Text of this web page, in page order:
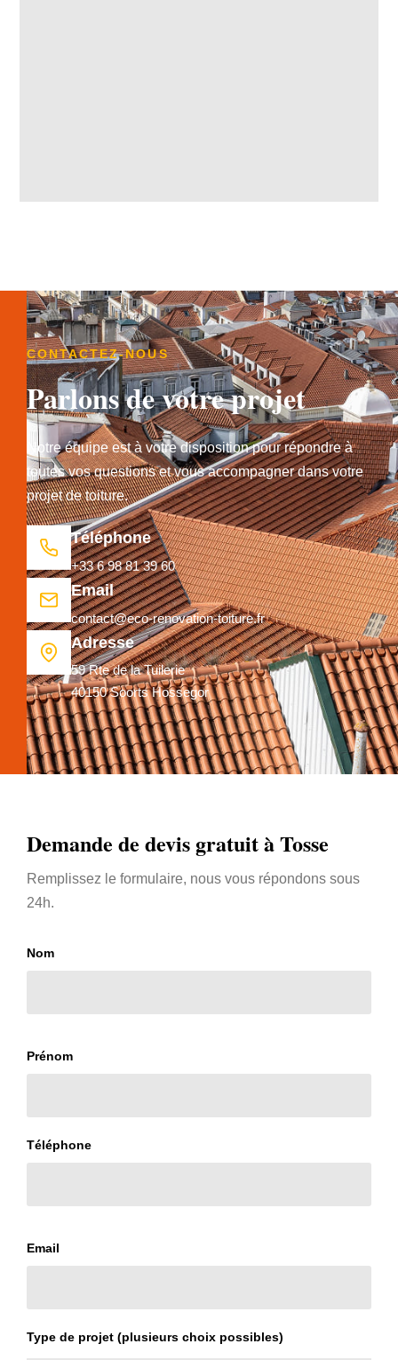
CONTACTEZ-NOUS
Parlons de votre projet
Notre équipe est à votre disposition pour répondre à
toutes vos questions et vous accompagner dans votre
projet de toiture.
Téléphone
+33 6 98 81 39 60
Email
contact@eco-renovation-toiture.fr
Adresse
59 Rte de la Tuilerie
40150 Soorts Hossegor
Demande de devis gratuit à Tosse
Remplissez le formulaire, nous vous répondons sous
24h.
Nom
Prénom
Téléphone
Email
Type de projet (plusieurs choix possibles)